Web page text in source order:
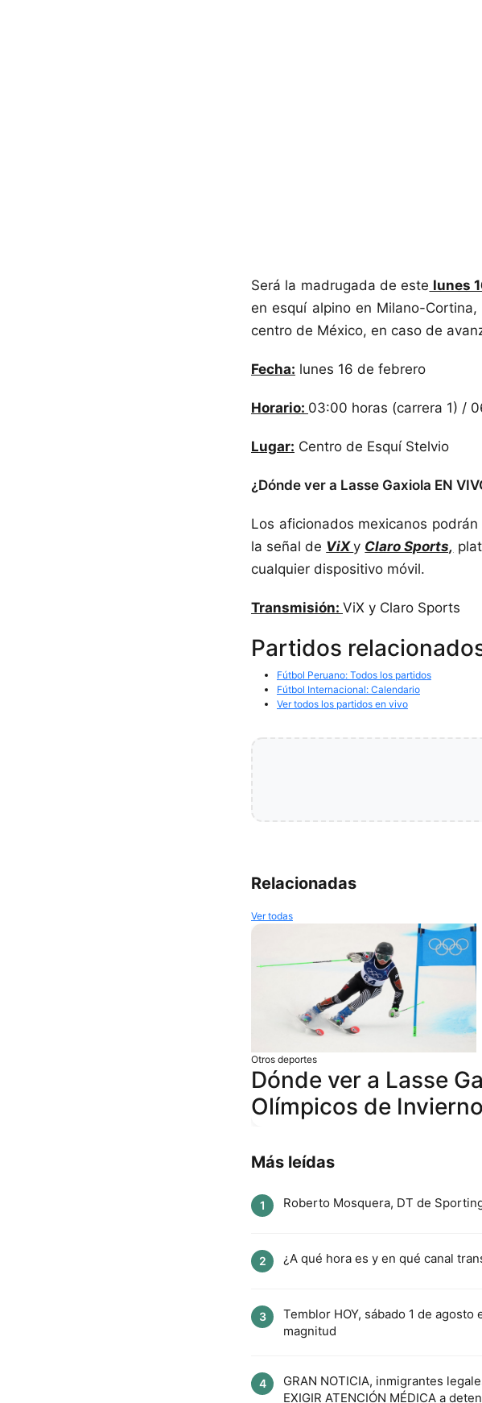
Será la madrugada de este lunes
en esquí alpino en Milano-
centro de México, en caso de
Fecha: lunes 16 de febrero
Horario: 03:00 horas (carrera 1) /
Lugar: Centro de Esquí Stelvio
¿Dónde ver a Lasse Gaxiola EN
Los aficionados mexicanos
la señal de ViXy Claro Sports,
cualquier dispositivo móvil.
Transmisión: ViX y Claro Sports
Partidos
Fútbol Peruano: Todos los partidos
Fútbol Internacional: Calendario
Ver todos los partidos en vivo
Relacionadas
Ver todas
Otros deportes
Dónde ver a Lasse
Olímpicos de
Más leídas
1 Roberto Mosquera, DT de
2 ¿A qué hora es y en qué canal
3
Temblor HOY, sábado 1 de
magnitud
4
GRAN NOTICIA, inmigrantes
EXIGIR ATENCIÓN MÉDICA a